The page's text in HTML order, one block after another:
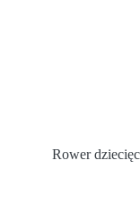
Rower